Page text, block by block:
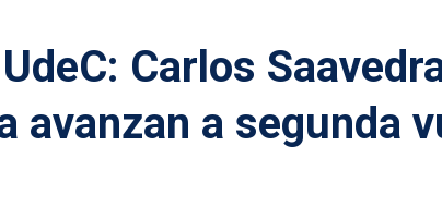
Carlos
avanzan a segunda